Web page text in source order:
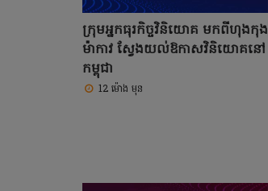
ក្រុមអ្នកធុរកិច្ចវិនិយោគ មកពីហុងកុង
ម៉ាកាវ ស្វែងយល់ឱកាសវិនិយោគនៅ
កម្ពុជា
12 ម៉ោង មុន